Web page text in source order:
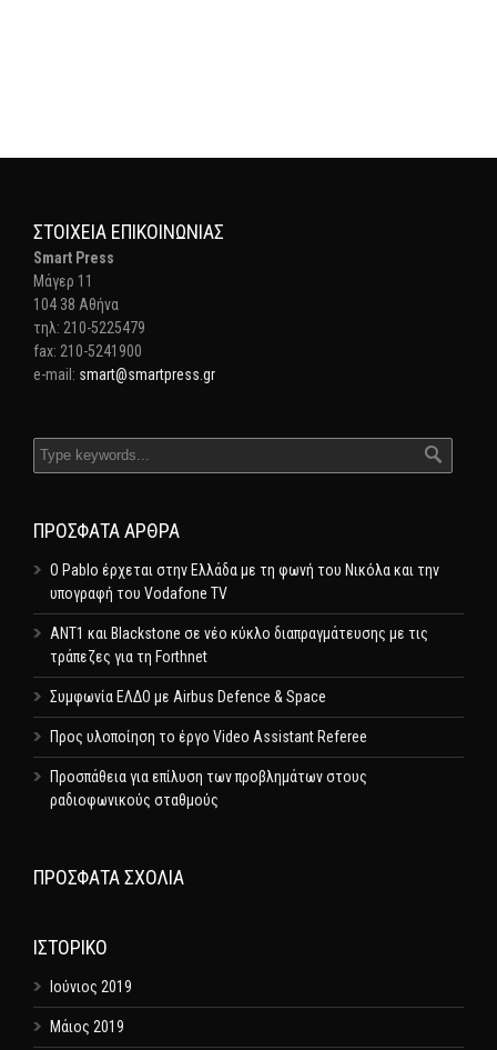
ΣΤΟΙΧΕΊΑ ΕΠΙΚΟΙΝΩΝΊΑΣ
Smart Press
Mάγερ 11
104 38 Αθήνα
τηλ: 210-5225479
fax: 210-5241900
e-mail: smart@smartpress.gr
ΠΡΌΣΦΑΤΑ ΆΡΘΡΑ
Ο Pablo έρχεται στην Ελλάδα με τη φωνή του Νικόλα και την
υπογραφή του Vodafone TV
ΑΝΤ1 και Blackstone σε νέο κύκλο διαπραγμάτευσης με τις
τράπεζες για τη Forthnet
Συμφωνία ΕΛΔΟ με Airbus Defence & Space
Προς υλοποίηση το έργο Video Assistant Referee
Προσπάθεια για επίλυση των προβλημάτων στους
ραδιοφωνικούς σταθμούς
ΠΡΌΣΦΑΤΑ ΣΧΌΛΙΑ
ΙΣΤΟΡΙΚΌ
Ιούνιος 2019
Μάιος 2019